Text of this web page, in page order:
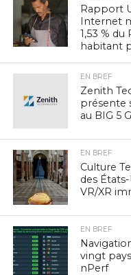
Rapport
Internet
1,53 %
habitant
EN BREF
Zenith
présente
au BIG 5
EN BREF
Culture
des
VR/XR
EN BREF
vingt
nPerf